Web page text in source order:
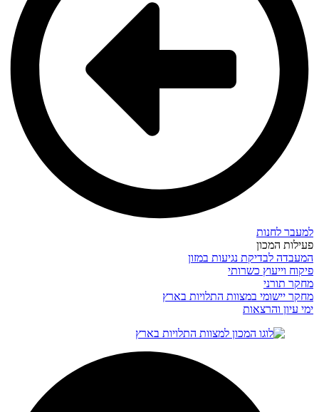
למעבר לחנות
פעילות המכון
המעבדה לבדיקת נגיעות במזון
פיקוח וייעוץ כשרותי
מחקר תורני
מחקר יישומי במצוות התלויות בארץ
ימי עיון והרצאות